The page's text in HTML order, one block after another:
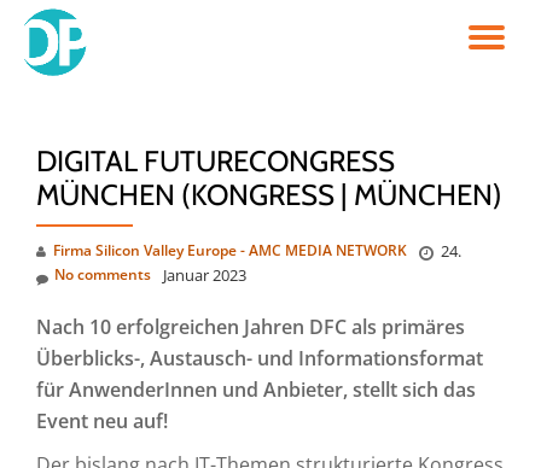
Skip
DIGITAL FUTURECONGRESS
MÜNCHEN (KONGRESS | MÜNCHEN)
Firma Silicon Valley Europe - AMC MEDIA NETWORK
24.
Januar 2023
No comments
Nach 10 erfolgreichen Jahren DFC als primäres
Überblicks-, Austausch- und Informationsformat
für AnwenderInnen und Anbieter, stellt sich das
Event neu auf!